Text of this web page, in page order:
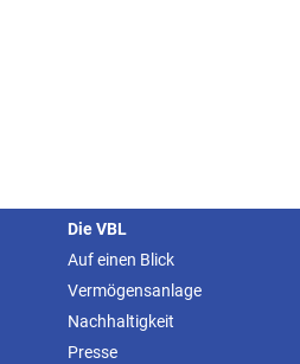
Die VBL
Auf einen Blick
Vermögensanlage
Nachhaltigkeit
Presse